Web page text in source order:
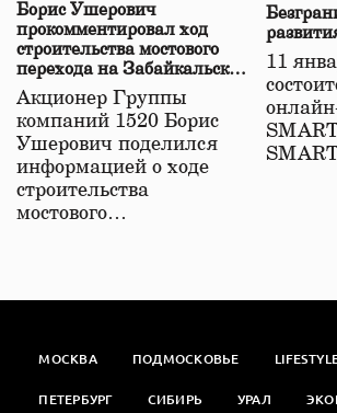
Борис Ушерович
прокомментировал ход
строительства мостового
перехода на Забайкальской
железной дороге
Акционер Группы
компаний 1520 Борис
Ушерович поделился
информацией о ходе
строительства
мостового…
11
МОСКВА ПОДМОСКОВЬЕ
ПЕТЕРБУРГ СИБИРЬ УРАЛ